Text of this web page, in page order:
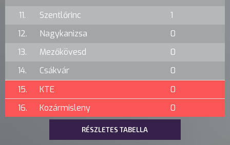
11.
Szentlőrinc
1
12.
Nagykanizsa
0
13.
Mezőkövesd
0
14.
Csákvár
0
15.
KTE
0
16.
Kozármisleny 0
RÉSZLETES TABELLA